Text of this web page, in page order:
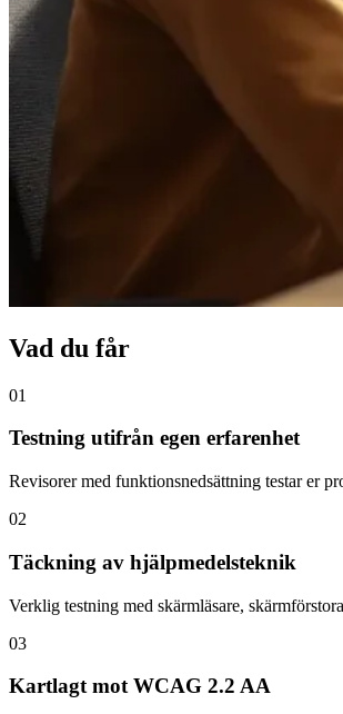
Vad du får
01
Testning utifrån egen erfarenhet
Revisorer med funktionsnedsättning testar er
02
Täckning av hjälpmedelsteknik
Verklig testning med skärmläsare,
03
Kartlagt mot WCAG 2.2 AA